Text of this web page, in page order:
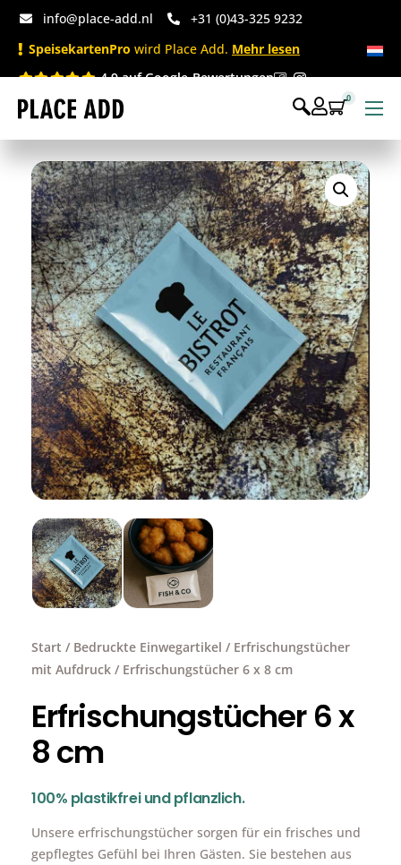
info@place-add.nl
+31 (0)43-325 9232
SpeisekartenPro wird Place Add. Mehr lesen
4.9 auf Google-Bewertungen
Speisekarten
Bedruckte Einwegartikel
Einwegartikel Shop
Tischaccessoires & Co
0
Start / Bedruckte Einwegartikel / Erfrischungstücher
mit Aufdruck / Erfrischungstücher 6 x 8 cm
Erfrischungstücher 6 x
8 cm
100% plastikfrei und pflanzlich.
Unsere erfrischungstücher sorgen für ein frisches und
gepflegtes Gefühl bei Ihren Gästen. Sie bestehen aus